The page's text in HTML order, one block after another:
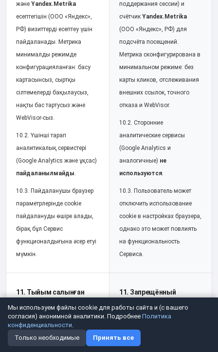
және Yandex.Metrika
есептегішін (ООО «Яндекс»,
РФ) визиттерді есептеу үшін
пайдаланады. Метрика
минималды режимде
конфигурацияланған: басу
картасынсыз, сыртқы
сілтемелерді бақылаусыз,
нақты бас тартусыз және
WebVisor-сыз.
10.2. Үшінші тарап
аналитикалық сервистері
(Google Analytics және ұқсас)
пайдаланылмайды.
10.3. Пайдаланушы браузер
параметрлерінде cookie
пайдалануды өшіре алады,
бірақ бұл Сервис
функционалдығына әсер етуі
мүмкін.
поддержания сессии) и
счётчик Yandex.Metrika
(ООО «Яндекс», РФ) для
подсчёта посещений.
Метрика сконфигурирована в
минимальном режиме: без
карты кликов, отслеживания
внешних ссылок, точного
отказа и WebVisor.
10.2. Сторонние
аналитические сервисы
(Google Analytics и
аналогичные) не
используются.
10.3. Пользователь может
отключить использование
cookie в настройках браузера,
однако это может повлиять
на функциональность
Сервиса.
11. Тыйым салынған
контент және
модерация
11.1. Оператор жүктелетін
11. Запрещённый
контент и модерация
11.1. Оператор оставляет за
собой право проверять
загружаемый контент на
Мы используем файлы cookie для работы сайта и (с вашего
согласия) анонимной аналитики. Подробнее Политика
конфиденциальности.
Только необходимые
Принять все